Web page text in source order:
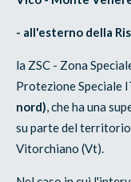
- all'esterno della
la ZSC - Zona
Protezione Speciale
nord), che ha una
su parte del territorio
Vitorchiano (Vt).